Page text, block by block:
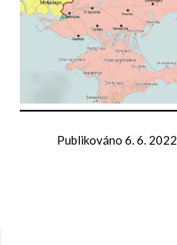
Publikováno 6. 6. 2022